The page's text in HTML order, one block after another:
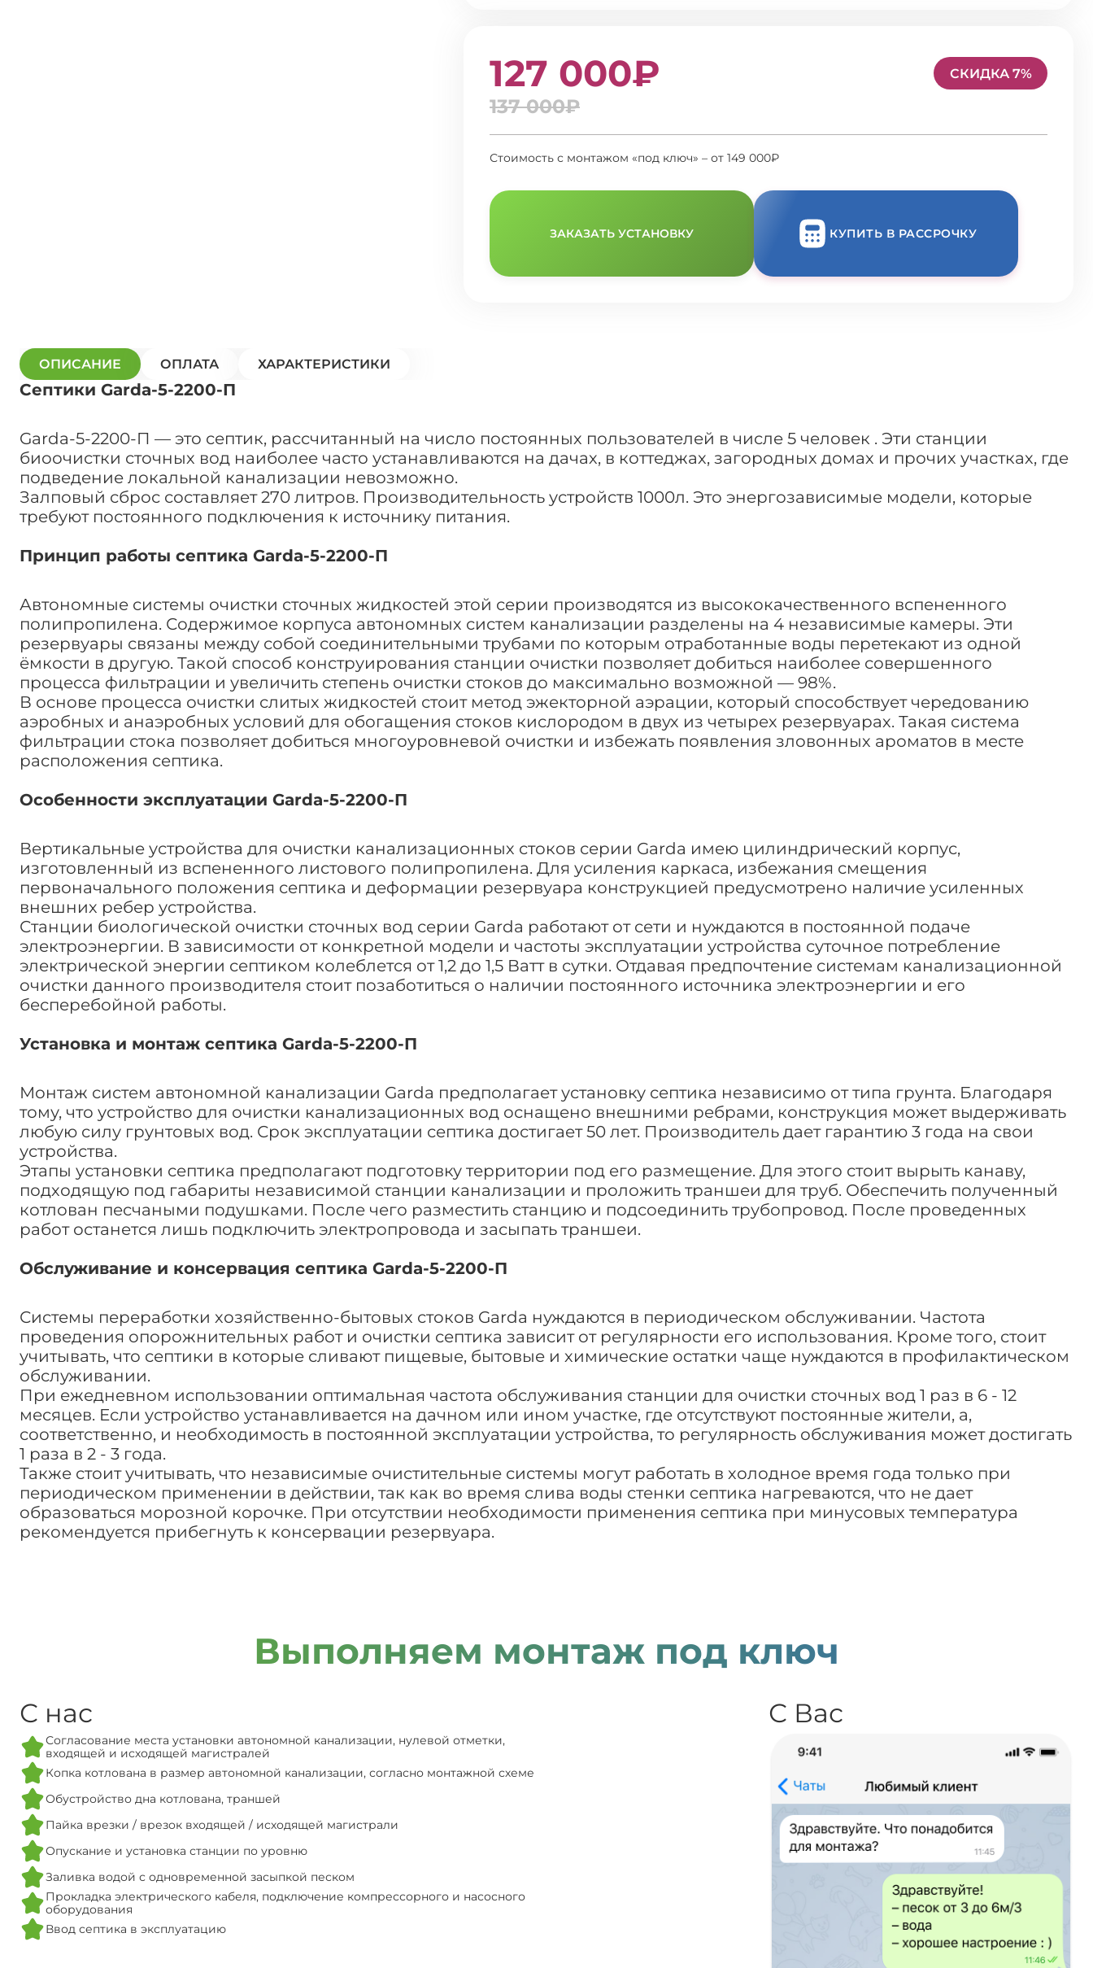
127 000₽
137 000₽
СКИДКА 7%
Стоимость с монтажом «под ключ» – от 149 000₽
ЗАКАЗАТЬ УСТАНОВКУ КУПИТЬ В РАССРОЧКУ
ОПИСАНИЕ ОПЛАТА ХАРАКТЕРИСТИКИ
Септики Garda-5-2200-П
Garda-5-2200-П — это септик, рассчитанный на число постоянных пользователей в числе 5 человек . Эти станции
биоочистки сточных вод наиболее часто устанавливаются на дачах, в коттеджах, загородных домах и прочих участках, где
подведение локальной канализации невозможно.
Залповый сброс составляет 270 литров. Производительность устройств 1000л. Это энергозависимые модели, которые
требуют постоянного подключения к источнику питания.
Принцип работы септика Garda-5-2200-П
Автономные системы очистки сточных жидкостей этой серии производятся из высококачественного вспененного
полипропилена. Содержимое корпуса автономных систем канализации разделены на 4 независимые камеры. Эти
резервуары связаны между собой соединительными трубами по которым отработанные воды перетекают из одной
ёмкости в другую. Такой способ конструирования станции очистки позволяет добиться наиболее совершенного
процесса фильтрации и увеличить степень очистки стоков до максимально возможной — 98%.
В основе процесса очистки слитых жидкостей стоит метод эжекторной аэрации, который способствует чередованию
аэробных и анаэробных условий для обогащения стоков кислородом в двух из четырех резервуарах. Такая система
фильтрации стока позволяет добиться многоуровневой очистки и избежать появления зловонных ароматов в месте
расположения септика.
Особенности эксплуатации Garda-5-2200-П
Вертикальные устройства для очистки канализационных стоков серии Garda имею цилиндрический корпус,
изготовленный из вспененного листового полипропилена. Для усиления каркаса, избежания смещения
первоначального положения септика и деформации резервуара конструкцией предусмотрено наличие усиленных
внешних ребер устройства.
Станции биологической очистки сточных вод серии Garda работают от сети и нуждаются в постоянной подаче
электроэнергии. В зависимости от конкретной модели и частоты эксплуатации устройства суточное потребление
электрической энергии септиком колеблется от 1,2 до 1,5 Ватт в сутки. Отдавая предпочтение системам канализационной
очистки данного производителя стоит позаботиться о наличии постоянного источника электроэнергии и его
бесперебойной работы.
Установка и монтаж септика Garda-5-2200-П
Монтаж систем автономной канализации Garda предполагает установку септика независимо от типа грунта. Благодаря
тому, что устройство для очистки канализационных вод оснащено внешними ребрами, конструкция может выдерживать
любую силу грунтовых вод. Срок эксплуатации септика достигает 50 лет. Производитель дает гарантию 3 года на свои
устройства.
Этапы установки септика предполагают подготовку территории под его размещение. Для этого стоит вырыть канаву,
подходящую под габариты независимой станции канализации и проложить траншеи для труб. Обеспечить полученный
котлован песчаными подушками. После чего разместить станцию и подсоединить трубопровод. После проведенных
работ останется лишь подключить электропровода и засыпать траншеи.
Обслуживание и консервация септика Garda-5-2200-П
Системы переработки хозяйственно-бытовых стоков Garda нуждаются в периодическом обслуживании. Частота
проведения опорожнительных работ и очистки септика зависит от регулярности его использования. Кроме того, стоит
учитывать, что септики в которые сливают пищевые, бытовые и химические остатки чаще нуждаются в профилактическом
обслуживании.
При ежедневном использовании оптимальная частота обслуживания станции для очистки сточных вод 1 раз в 6 - 12
месяцев. Если устройство устанавливается на дачном или ином участке, где отсутствуют постоянные жители, а,
соответственно, и необходимость в постоянной эксплуатации устройства, то регулярность обслуживания может достигать
1 раза в 2 - 3 года.
Также стоит учитывать, что независимые очистительные системы могут работать в холодное время года только при
периодическом применении в действии, так как во время слива воды стенки септика нагреваются, что не дает
образоваться морозной корочке. При отсутствии необходимости применения септика при минусовых температура
рекомендуется прибегнуть к консервации резервуара.
Выполняем монтаж под ключ
С нас
Согласование места установки автономной канализации, нулевой отметки,
входящей и исходящей магистралей
Копка котлована в размер автономной канализации, согласно монтажной схеме
Обустройство дна котлована, траншей
Пайка врезки / врезок входящей / исходящей магистрали
Опускание и установка станции по уровню
Заливка водой с одновременной засыпкой песком
Прокладка электрического кабеля, подключение компрессорного и насосного
оборудования
Ввод септика в эксплуатацию
С Вас